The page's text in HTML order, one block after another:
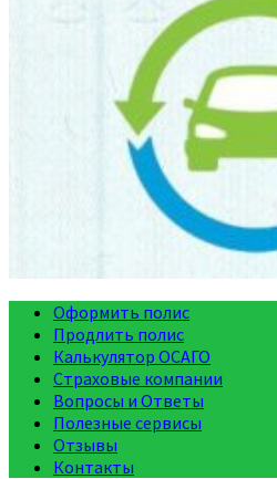
Оформить полис
Продлить полис
Калькулятор ОСАГО
Страховые компании
Вопросы и Ответы
Полезные сервисы
Отзывы
Контакты